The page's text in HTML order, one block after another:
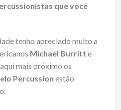
que você
tenho apreciado muito a
Michael Burritt e
mais próximo os
Percussion estão